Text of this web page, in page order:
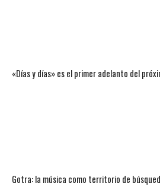
«Días y días» es el primer adelanto del
Gotra: la música como territorio de